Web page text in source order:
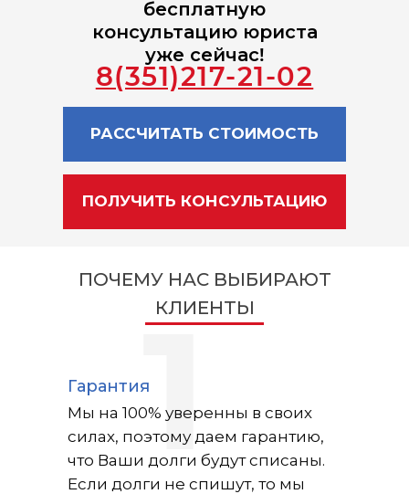
бесплатную
консультацию юриста
уже сейчас!
8(351)217-21-02
РАССЧИТАТЬ СТОИМОСТЬ
ПОЛУЧИТЬ КОНСУЛЬТАЦИЮ
ПОЧЕМУ НАС ВЫБИРАЮТ
КЛИЕНТЫ
1
Гарантия
Мы на 100% уверенны в своих
силах, поэтому даем гарантию,
что Ваши долги будут списаны.
Если долги не спишут, то мы